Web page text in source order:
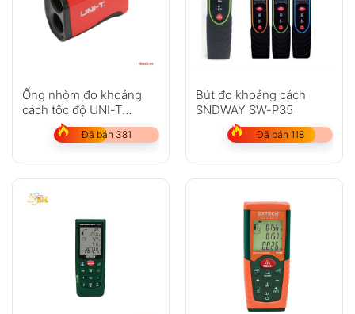
Ống nhòm đo khoảng
cách tốc độ UNI-T
LM600
Đã bán 381
Bút đo khoảng cách
SNDWAY SW-P35
Đã bán 118